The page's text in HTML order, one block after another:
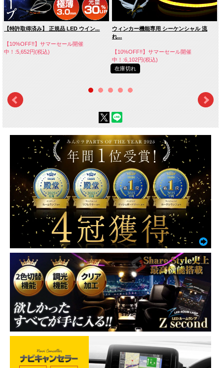
【特許取得済み】 正規品 LED ウイン...
【10%OFF!!】サマーセール開催
中！:5,652円(税込)
ウィンカー機能専用 シーケンシャル 流
れ...
【10%OFF!!】サマーセール開催
中！:6,102円(税込)
在庫切れ